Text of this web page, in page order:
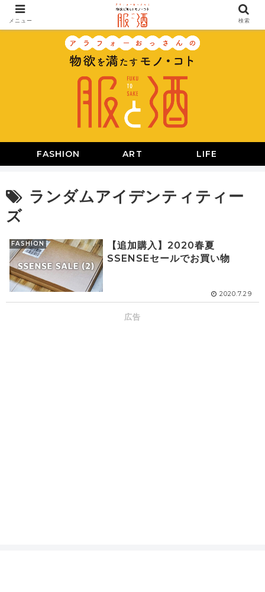
FASHION ART LIFE
ランダムアイデンティティー
ズ
FASHION
【追加購入】2020春夏
SSENSEセールでお買い物
2020.7.29
広告
メニュー 検索